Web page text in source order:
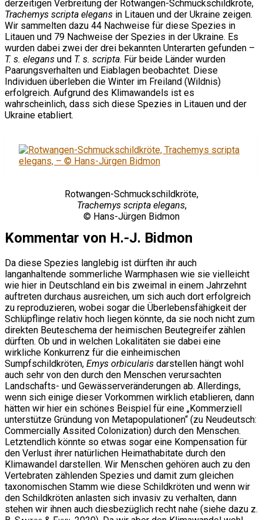
derzeitigen Verbreitung der Rotwangen-Schmuckschildkröte,
Trachemys scripta elegans in Litauen und der Ukraine zeigen.
Wir sammelten dazu 44 Nachweise für diese Spezies in
Litauen und 79 Nachweise der Spezies in der Ukraine. Es
wurden dabei zwei der drei bekannten Unterarten gefunden –
T. s. elegans und T. s. scripta. Für beide Länder wurden
Paarungsverhalten und Eiablagen beobachtet. Diese
Individuen überleben die Winter im Freiland (Wildnis)
erfolgreich. Aufgrund des Klimawandels ist es
wahrscheinlich, dass sich diese Spezies in Litauen und der
Ukraine etabliert.
Rotwangen-Schmuckschildkröte,
Trachemys scripta elegans,
© Hans-Jürgen Bidmon
Kommentar von H.-J. Bidmon
Da diese Spezies langlebig ist dürften ihr auch
langanhaltende sommerliche Warmphasen wie sie vielleicht
wie hier in Deutschland ein bis zweimal in einem Jahrzehnt
auftreten durchaus ausreichen, um sich auch dort erfolgreich
zu reproduzieren, wobei sogar die Überlebensfähigkeit der
Schlüpflinge relativ hoch liegen könnte, da sie noch nicht zum
direkten Beuteschema der heimischen Beutegreifer zählen
dürften. Ob und in welchen Lokalitäten sie dabei eine
wirkliche Konkurrenz für die einheimischen
Sumpfschildkröten, Emys orbicularis darstellen hängt wohl
auch sehr von den durch den Menschen verursachten
Landschafts- und Gewässerveränderungen ab. Allerdings,
wenn sich einige dieser Vorkommen wirklich etablieren, dann
hätten wir hier ein schönes Beispiel für eine „Kommerziell
unterstütze Gründung von Metapopulationen“ (zu Neudeutsch:
Commercially Assited Colonization) durch den Menschen.
Letztendlich könnte so etwas sogar eine Kompensation für
den Verlust ihrer natürlichen Heimathabitate durch den
Klimawandel darstellen. Wir Menschen gehören auch zu den
Vertebraten zählenden Spezies und damit zum gleichen
taxonomischen Stamm wie diese Schildkröten und wenn wir
den Schildkröten anlasten sich invasiv zu verhalten, dann
stehen wir ihnen auch diesbezüglich recht nahe (siehe dazu z.